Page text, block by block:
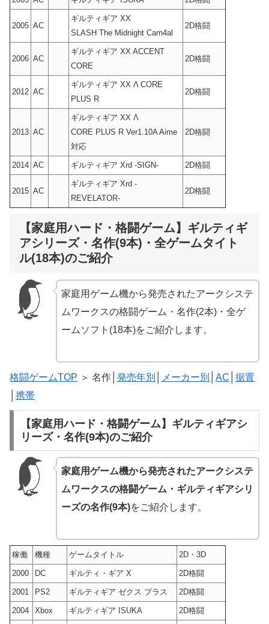
2005 AC
ギルティギア XX
SLASH The Midnight Carn4al
2D格闘
2006 AC
ギルティギア XX ACCENT
CORE
2D格闘
2012 AC
ギルティギア XX Λ CORE
PLUS R
2D格闘
2013 AC
ギルティギア XX Λ
CORE PLUS R Ver1.10A Aime
対応
2D格闘
2014 AC ギルティギア Xrd -SIGN- 2D格闘
2015 AC
ギルティギア Xrd -
REVELATOR-
2D格闘
【家庭用ハード・格闘ゲーム】ギルティギ
アシリーズ・名作(9本)・全ゲームタイト
ル(18本)のご紹介
家庭用ゲーム機から発売されたアークシステ
ムワークスの格闘ゲーム・名作(2本)・全ゲ
ームソフト(18本)をご紹介します。
格闘ゲームTOP ＞ 名作│ 発売年別 メーカー別 AC
据置
携帯
【家庭用ハード・格闘ゲーム】ギルティギアシ
リーズ・名作(9本)のご紹介
家庭用ゲーム機から発売されたアークシステ
ムワークスの格闘ゲーム・ギルティギアシリ
ーズの名作(9本)をご紹介します。
稼働 機種 ゲームタイトル 2D・3D
2000 DC ギルティ・ギア X 2D格闘
2001 PS2 ギルティギア ゼクス プラス 2D格闘
2004 Xbox ギルティギア ISUKA 2D格闘